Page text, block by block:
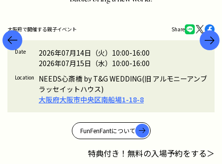
大阪府で開催する親子イベント Share
Date 2026年07月14日（火） 10:00-16:00
2026年07月15日（水） 10:00-16:00
Location
NEEDS心斎橋 by T&G WEDDING(旧 アルモニーアンブ
ラッセイットハウス)
大阪府大阪市中央区南船場1-18-8
FunFenFantについて
特典付き！無料の入場予約をする＞